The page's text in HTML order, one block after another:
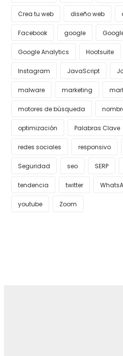
Crea tu web diseño web
Facebook google
Google Analytics Hootsuite
Instagram JavaScript
malware marketing
motores de búsqueda
optimización Palabras Clave
redes sociales responsivo
Seguridad seo SERP
tendencia twitter
youtube Zoom